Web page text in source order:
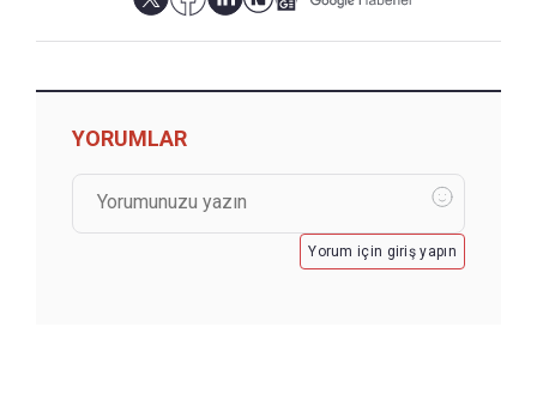
YORUMLAR
Yorum için giriş yapın